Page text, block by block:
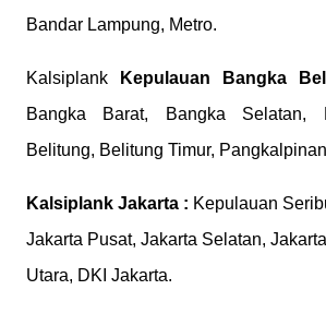
Bandar Lampung, Metro.
Kalsiplank Kepulauan Bangka
Bangka Barat, Bangka Selatan,
Belitung, Belitung Timur,
Kalsiplank Jakarta : Kepulauan
Jakarta Pusat, Jakarta Selatan,
Utara, DKI Jakarta.